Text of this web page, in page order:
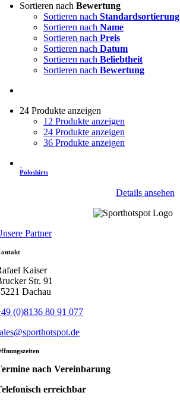
Sortieren nach Bewertung
Sortieren nach Standardsortierung
Sortieren nach Name
Sortieren nach Preis
Sortieren nach Datum
Sortieren nach Beliebtheit
Sortieren nach Bewertung
24 Produkte anzeigen
12 Produkte anzeigen
24 Produkte anzeigen
36 Produkte anzeigen
Poloshirts
Details ansehen
Partner
Kaiser
Str. 91
Dachau
(0)8136 80 91 077
nach Vereinbarung
erreichbar